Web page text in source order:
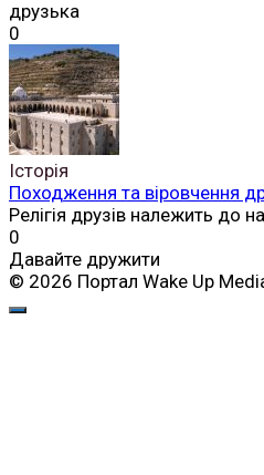
друзька
0
Історія
Походження та віровчення
Релігія друзів належить до
0
Давайте дружити
© 2026 Портал Wake Up